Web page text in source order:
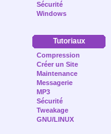
Sécurité
Windows
Tutoriaux
Compression
Créer un Site
Maintenance
Messagerie
MP3
Sécurité
Tweakage
GNU/LINUX